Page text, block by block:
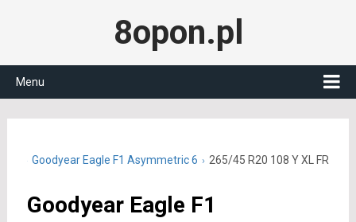
8opon.pl
Menu
Goodyear Eagle F1 Asymmetric 6 265/45 R20 108 Y XL FR
Goodyear Eagle F1